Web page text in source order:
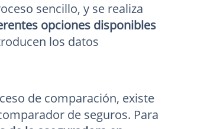
sencillo, y se realiza
opciones disponibles
los datos
de comparación, existe
de seguros. Para